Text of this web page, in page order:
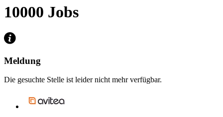
10000 Jobs
Meldung
Die gesuchte Stelle ist leider nicht mehr verfügbar.